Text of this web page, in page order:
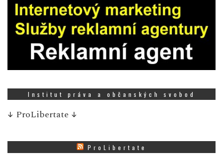
Institut práva a občanských svobod
↓ ProLibertate ↓
ProLibertate